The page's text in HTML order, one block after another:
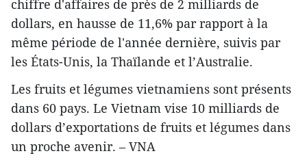
chiffre d'affaires de près de 2 milliards de
dollars, en hausse de 11,6% par rapport à la
même période de l'année dernière, suivis par
les États-Unis, la Thaïlande et l’Australie.
Les fruits et légumes vietnamiens sont présents
dans 60 pays. Le Vietnam vise 10 milliards de
dollars d’exportations de fruits et légumes dans
un proche avenir. – VNA